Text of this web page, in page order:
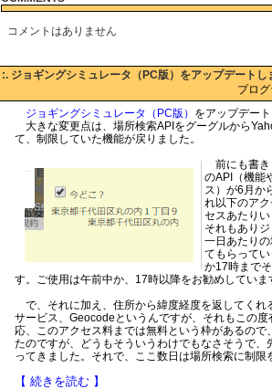
コメントはありません
:. ジョギングシミュレータ（PC版）をアップデートし
プロ
ジョギングシミュレータ（PC版） をアップデー
大きな変更点は、場所検索APIをグーグルから
て、制限していた機能が戻りました。
前にも書き
のAPI（機能
ス）が6月か
れ以下のア
セスあたりい
それもあり
一日あたり
てもらって
か17時まで
す。ご使用は午前中か、17時以降をお勧めしていま
で、それに加え、住所から緯度経度を返してくれ
サービス、Geocodeというんですが、それもこの
応、このアクセス料までは無料という枠があるの
たのですが、どうもそういうわけでもなさそうで、
ってきました。それで、ここ数日は場所検索に制限
【 続きを読む 】